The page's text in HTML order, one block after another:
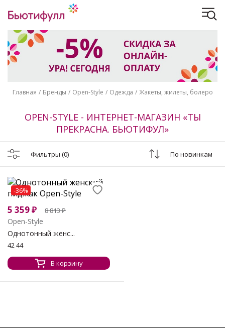
Главная Бренды Open-Style Одежда Жакеты, жилеты, болеро
OPEN-STYLE - ИНТЕРНЕТ-МАГАЗИН «ТЫ
ПРЕКРАСНА. БЬЮТИФУЛ»
Фильтры (0) По новинкам
-36%
5 359₽ 8 813₽
Open-Style
Однотонный женс...
42 44
В корзину